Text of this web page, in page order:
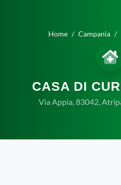
Home Campania
CASA DI
Via Appia, 83042,